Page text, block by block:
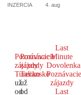
INZERCIA 4. aug
Poznávacie
zájazdy
Turecko
už
od
Poznávacie
zájazdy
Taliansko
už
od
Last
Minute
Dovolenka
Poznávacie
zájazdy
Last